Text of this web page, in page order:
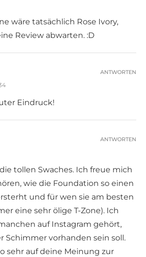
wäre tatsächlich Rose Ivory,
Review abwarten. :D
Eindruck!
ANTWORTEN
tollen Swaches. Ich freue mich
wie die Foundation so einen
und für wen sie am besten
eine sehr ölige T-Zone). Ich
auf Instagram gehört,
Schimmer vorhanden sein soll.
sehr auf deine Meinung zur
ANTWORTEN